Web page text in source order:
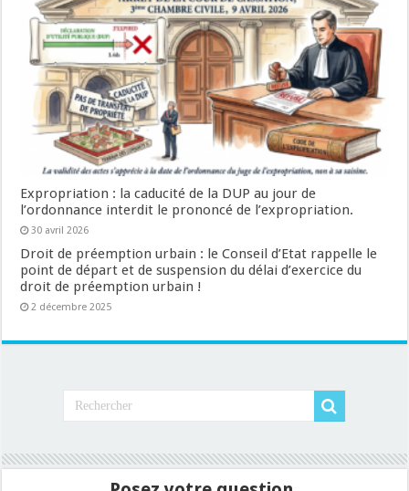
Expropriation : la caducité de la DUP au jour de
l’ordonnance interdit le prononcé de l’expropriation.
30 avril 2026
Droit de préemption urbain : le Conseil d’Etat rappelle le
point de départ et de suspension du délai d’exercice du
droit de préemption urbain !
2 décembre 2025